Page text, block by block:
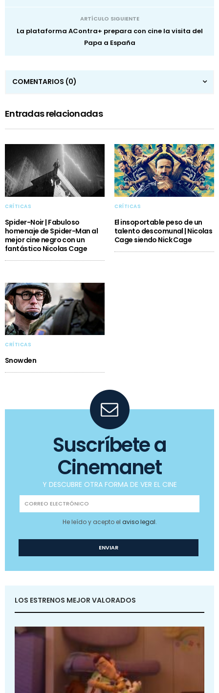
ARTÍCULO SIGUIENTE
La plataforma AContra+ prepara con cine la visita del
Papa a España
COMENTARIOS (0)
Entradas relacionadas
CRÍTICAS
Spider-Noir | Fabuloso
homenaje de Spider-Man al
mejor cine negro con un
fantástico Nicolas Cage
CRÍTICAS
El insoportable peso de un
talento descomunal | Nicolas
Cage siendo Nick Cage
CRÍTICAS
Snowden
Suscríbete a
Cinemanet
Y DESCUBRE OTRA FORMA DE VER EL CINE
He leído y acepto el aviso legal.
LOS ESTRENOS MEJOR VALORADOS